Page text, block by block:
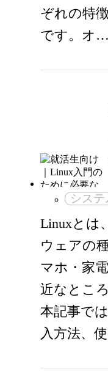
ぞれの特
です。オ…
シス
Linuxとは
ウェアの
マホ・家
近なとこ
本記事で
入方法、